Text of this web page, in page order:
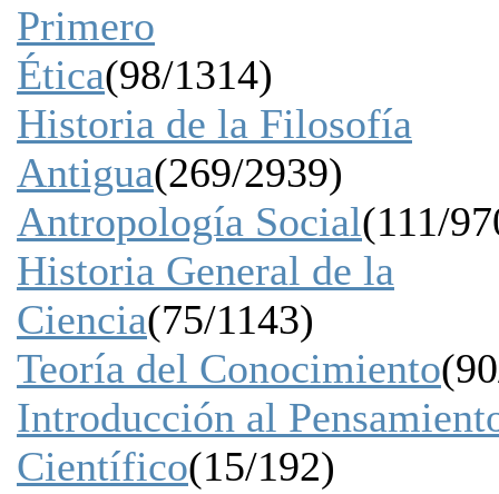
Primero
Ética(98/1314)
Historia de la Filosofía
Antigua(269/2939)
Antropología Social(111/
Historia General de la
Ciencia(75/1143)
Teoría del Conocimiento
Introducción al
Científico(15/192)